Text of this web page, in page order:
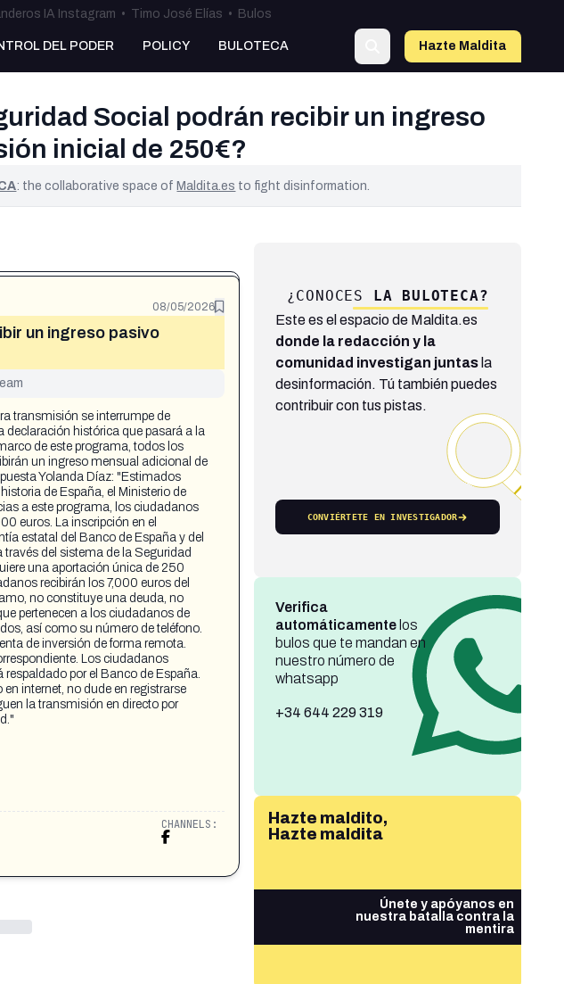
IA Instagram • Timo José Elías • Bulos
DEL PODER POLICY BULOTECA Hazte Maldita
Social podrán recibir un ingreso
inicial de 250€?
: the collaborative space ofMaldita.es to fight disinformation.
08/05/2026
un ingreso pasivo
transmisión se interrumpe de
declaración histórica que pasará a la
de este programa, todos los
un ingreso mensual adicional de
Yolanda Díaz: "Estimados
de España, el Ministerio de
a este programa, los ciudadanos
euros. La inscripción en el
estatal del Banco de España y del
del sistema de la Seguridad
una aportación única de 250
recibirán los 7,000 euros del
no constituye una deuda, no
pertenecen a los ciudadanos de
así como su número de teléfono.
de inversión de forma remota.
Los ciudadanos
por el Banco de España.
internet, no dude en registrarse
la transmisión en directo por
CHANNELS:
¿CONOCES LA BULOTECA?
Este es el espacio de Maldita.es
donde la redacción y la
comunidad investigan juntasla
desinformación. Tú también puedes
contribuir con tus pistas.
CONVIÉRTETE EN INVESTIGADOR
Verifica
automáticamentelos
bulos que te mandan en
nuestro número de
whatsapp
+34 644 229 319
Hazte maldito,
Hazte maldita
Únete y apóyanos en
nuestra batalla contra la
mentira